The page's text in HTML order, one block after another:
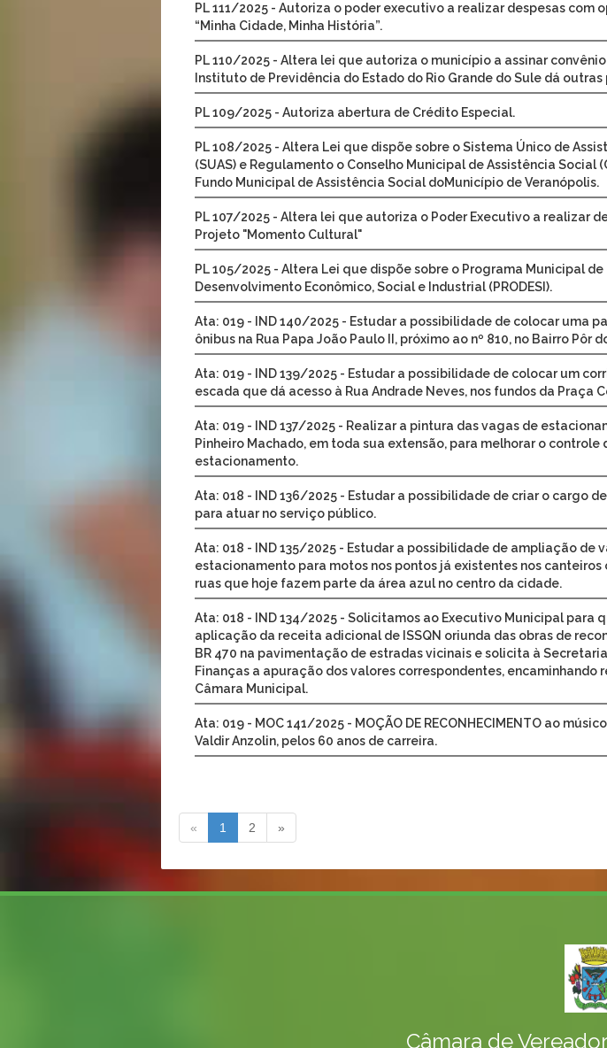
PL 111/2025 - Autoriza o poder executivo a realizar despesas com
“Minha Cidade, Minha História”.
PL 110/2025 - Altera lei que autoriza o município a assinar
Instituto de Previdência do Estado do Rio Grande do Sule dá
PL 109/2025 - Autoriza abertura de Crédito Especial.
PL 108/2025 - Altera Lei que dispõe sobre o Sistema Único de
(SUAS) e Regulamento o Conselho Municipal de Assistência Social
Fundo Municipal de Assistência Social doMunicípio de Veranópolis.
PL 107/2025 - Altera lei que autoriza o Poder Executivo a realizar
Projeto "Momento Cultural"
PL 105/2025 - Altera Lei que dispõe sobre o Programa Municipal de
Desenvolvimento Econômico, Social e Industrial (PRODESI).
Ata: 019 - IND 140/2025 - Estudar a possibilidade de colocar uma
ônibus na Rua Papa João Paulo II, próximo ao nº 810, no Bairro Pôr
Ata: 019 - IND 139/2025 - Estudar a possibilidade de colocar um
escada que dá acesso à Rua Andrade Neves, nos fundos da Praça
Ata: 019 - IND 137/2025 - Realizar a pintura das vagas de
Pinheiro Machado, em toda sua extensão, para melhorar o controle
estacionamento.
Ata: 018 - IND 136/2025 - Estudar a possibilidade de criar o cargo
para atuar no serviço público.
Ata: 018 - IND 135/2025 - Estudar a possibilidade de ampliação de
estacionamento para motos nos pontos já existentes nos canteiros
ruas que hoje fazem parte da área azul no centro da cidade.
Ata: 018 - IND 134/2025 - Solicitamos ao Executivo Municipal para
aplicação da receita adicional de ISSQN oriunda das obras de
BR 470 na pavimentação de estradas vicinais e solicita à
Finanças a apuração dos valores correspondentes, encaminhando
Câmara Municipal.
Ata: 019 - MOC 141/2025 - MOÇÃO DE RECONHECIMENTO ao
Valdir Anzolin, pelos 60 anos de carreira.
« 1 2 »
Câmara de